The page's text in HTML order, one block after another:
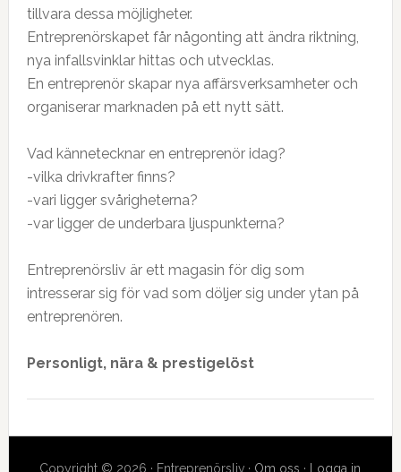
tillvara dessa möjligheter.
Entreprenörskapet får någonting att ändra riktning,
nya infallsvinklar hittas och utvecklas.
En entreprenör skapar nya affärsverksamheter och
organiserar marknaden på ett nytt sätt.
Vad kännetecknar en entreprenör idag?
-vilka drivkrafter finns?
-vari ligger svårigheterna?
-var ligger de underbara ljuspunkterna?
Entreprenörsliv är ett magasin för dig som
intresserar sig för vad som döljer sig under ytan på
entreprenören.
Personligt, nära & prestigelöst
Copyright © 2026 · Entreprenörsliv · Om oss · Logga in